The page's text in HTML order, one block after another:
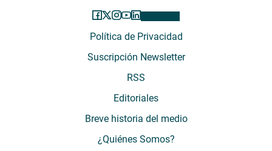
Política de Privacidad
Suscripción Newsletter
RSS
Editoriales
Breve historia del medio
¿Quiénes Somos?